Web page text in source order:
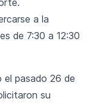
a la
de 7:30 a 12:30
el pasado 26 de
su